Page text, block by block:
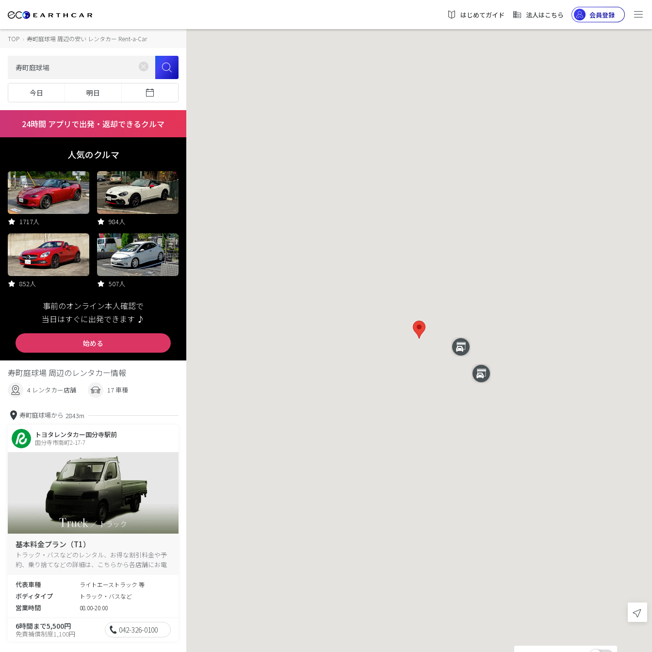
はじめてガイド 法人はこちら 会員登録
TOP › 寿町庭球場 周辺の安い レンタカー Rent-a-Car
今日 明日
24時間 アプリで出発・返却できるクルマ
人気のクルマ
1717人 984人
852人 507人
事前のオンライン本人確認で
当日はすぐに出発できます ♪
始める
寿町庭球場 周辺のレンタカー情報
4 レンタカー店舗 17 車種
寿町庭球場から 2843m
トヨタレンタカー国分寺駅前
国分寺市南町2-17-7
基本料金プラン（T1）
トラック・バスなどのレンタル、お得な割引料金や予
約、乗り捨てなどの詳細は、こちらから各店舗にお電
代表車種
ライトエーストラック 等
ボディタイプ トラック・バスなど
営業時間 08:00-20:00
6時間まで5,500円
免責補償制度1,100円 042-326-0100